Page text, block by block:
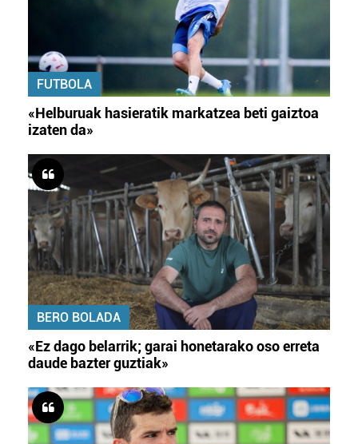
FUTBOLA
«Helburuak hasieratik markatzea beti gaiztoa
izaten da»
BERO BOLADA
«Ez dago belarrik; garai honetarako oso erreta
daude bazter guztiak»